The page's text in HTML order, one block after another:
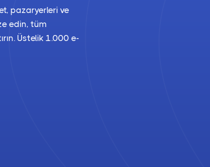
pazaryerleri ve
edin, tüm
Üstelik 1.000 e-